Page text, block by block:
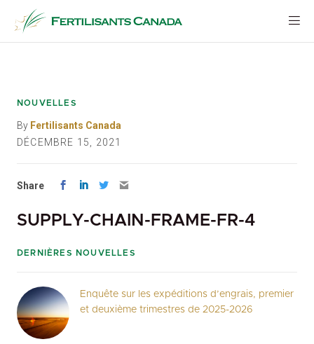
contenu
NOUVELLES
By Fertilisants Canada
DÉCEMBRE 15, 2021
Share
SUPPLY-CHAIN-FRAME-FR-4
DERNIÈRES NOUVELLES
Enquête sur les expéditions d’engrais, premier
et deuxième trimestres de 2025-2026